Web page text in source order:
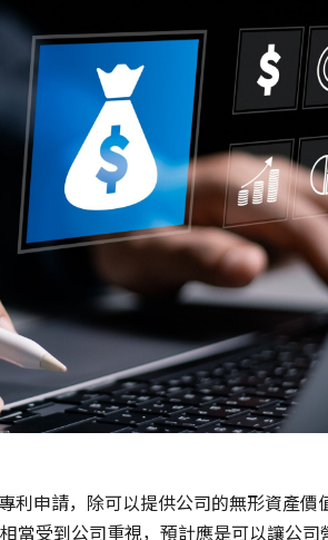
利申請，除可以提供公司的無形資產價
當受到公司重視，預計應是可以讓公司